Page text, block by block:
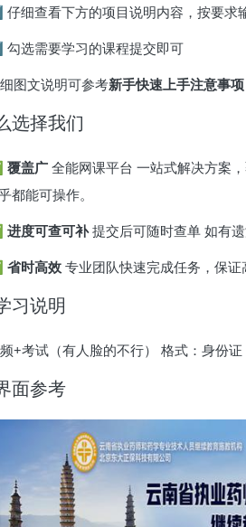
仔细查看下方的项目说明内容，按要
勾选需要学习的课程提交即可
图文说明可参考新手快速上手注意事项
选择我们
覆盖广 全能网课平台 一站式解决方案
都能可操作。
进度可查可补提交后可随时查单 如有
省时高效 专业团队快速完成任务，保
习说明
+考试（有人脸的不行） 格式：身份
面参考